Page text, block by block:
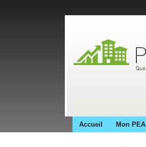
Accueil Mon PEA